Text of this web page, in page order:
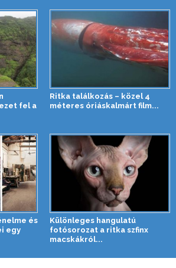
fel a
Ritka találkozás – közel 4
méteres óriáskalmárt film...
és
egy
Különleges hangulatú
fotósorozat a ritka szfinx
macskákról...